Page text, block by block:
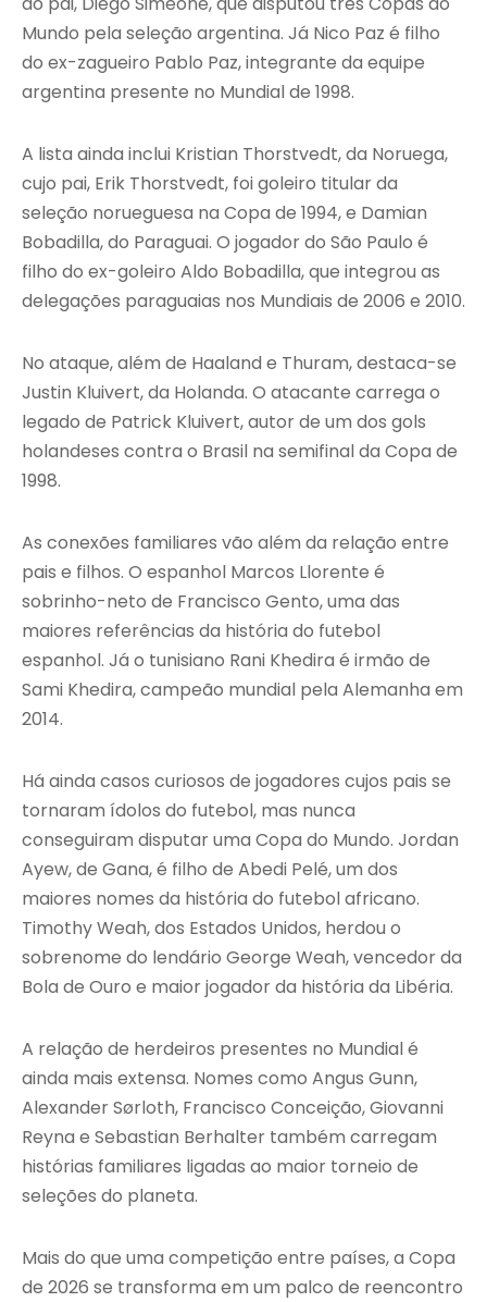
Mundo pela seleção argentina. Já Nico Paz é filho
do ex-zagueiro Pablo Paz, integrante da equipe
argentina presente no Mundial de 1998.
A lista ainda inclui Kristian Thorstvedt, da Noruega,
cujo pai, Erik Thorstvedt, foi goleiro titular da
seleção norueguesa na Copa de 1994, e Damian
Bobadilla, do Paraguai. O jogador do São Paulo é
filho do ex-goleiro Aldo Bobadilla, que integrou as
delegações paraguaias nos Mundiais de 2006 e 2010.
No ataque, além de Haaland e Thuram, destaca-se
Justin Kluivert, da Holanda. O atacante carrega o
legado de Patrick Kluivert, autor de um dos gols
holandeses contra o Brasil na semifinal da Copa de
1998.
As conexões familiares vão além da relação entre
pais e filhos. O espanhol Marcos Llorente é
sobrinho-neto de Francisco Gento, uma das
maiores referências da história do futebol
espanhol. Já o tunisiano Rani Khedira é irmão de
Sami Khedira, campeão mundial pela Alemanha em
2014.
Há ainda casos curiosos de jogadores cujos pais se
tornaram ídolos do futebol, mas nunca
conseguiram disputar uma Copa do Mundo. Jordan
Ayew, de Gana, é filho de Abedi Pelé, um dos
maiores nomes da história do futebol africano.
Timothy Weah, dos Estados Unidos, herdou o
sobrenome do lendário George Weah, vencedor da
Bola de Ouro e maior jogador da história da Libéria.
A relação de herdeiros presentes no Mundial é
ainda mais extensa. Nomes como Angus Gunn,
Alexander Sørloth, Francisco Conceição, Giovanni
Reyna e Sebastian Berhalter também carregam
histórias familiares ligadas ao maior torneio de
seleções do planeta.
Mais do que uma competição entre países, a Copa
de 2026 se transforma em um palco de reencontro